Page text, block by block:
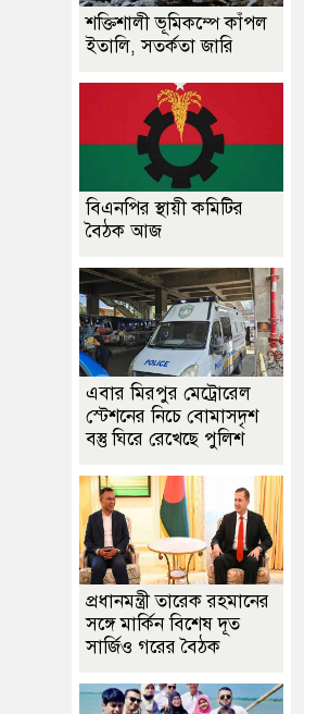
শক্তিশালী ভূমিকম্পে কাঁপল
ইতালি, সতর্কতা জারি
বিএনপির স্থায়ী কমিটির
বৈঠক আজ
এবার মিরপুর মেট্রোরেল
স্টেশনের নিচে বোমাসদৃশ
বস্তু ঘিরে রেখেছে পুলিশ
প্রধানমন্ত্রী তারেক রহমানের
সঙ্গে মার্কিন বিশেষ দূত
সার্জিও গরের বৈঠক